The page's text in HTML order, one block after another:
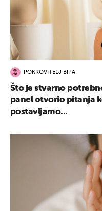
POKROVITELJ BIPA
Što je stvarno
panel otvorio pitanja
postavljamo...